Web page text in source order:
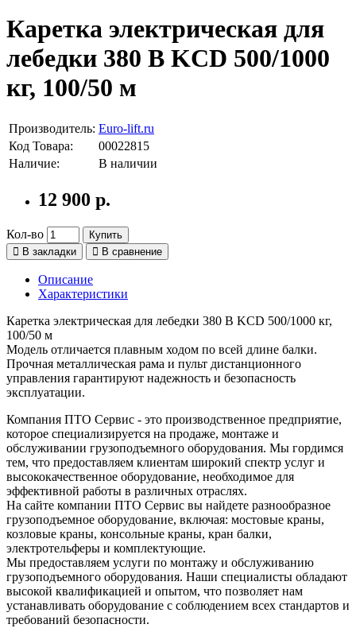
Каретка электрическая для
лебедки 380 В KCD 500/1000
кг, 100/50 м
Производитель: Euro-lift.ru
Код Товара:
00022815
Наличие:
В наличии
12 900 р.
Кол-во
Купить
В закладки
В сравнение
Описание
Характеристики
Каретка электрическая для лебедки 380 В KCD 500/1000 кг,
100/50 м
Модель отличается плавным ходом по всей длине балки.
Прочная металлическая рама и пульт дистанционного
управления гарантируют надежность и безопасность
эксплуатации.
Компания ПТО Сервис - это производственное предприятие,
которое специализируется на продаже, монтаже и
обслуживании грузоподъемного оборудования. Мы гордимся
тем, что предоставляем клиентам широкий спектр услуг и
высококачественное оборудование, необходимое для
эффективной работы в различных отраслях.
На сайте компании ПТО Сервис вы найдете разнообразное
грузоподъемное оборудование, включая: мостовые краны,
козловые краны, консольные краны, кран балки,
электротельферы и комплектующие.
Мы предоставляем услуги по монтажу и обслуживанию
грузоподъемного оборудования. Наши специалисты обладают
высокой квалификацией и опытом, что позволяет нам
устанавливать оборудование с соблюдением всех стандартов и
требований безопасности.